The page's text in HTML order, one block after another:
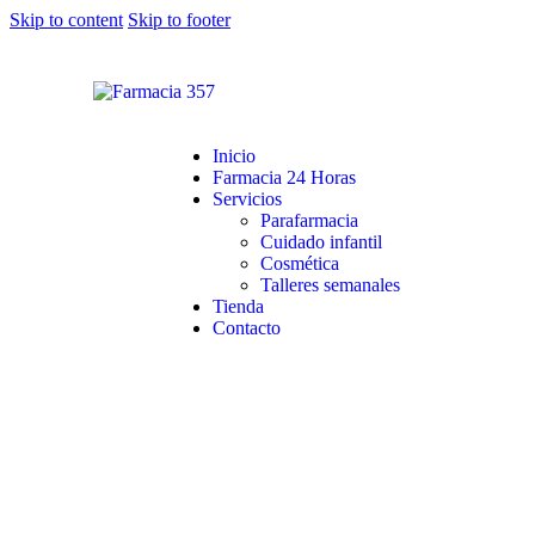
Skip to content Skip to footer
Inicio
Farmacia 24 Horas
Servicios
Parafarmacia
Cuidado infantil
Cosmética
Talleres semanales
Tienda
Contacto